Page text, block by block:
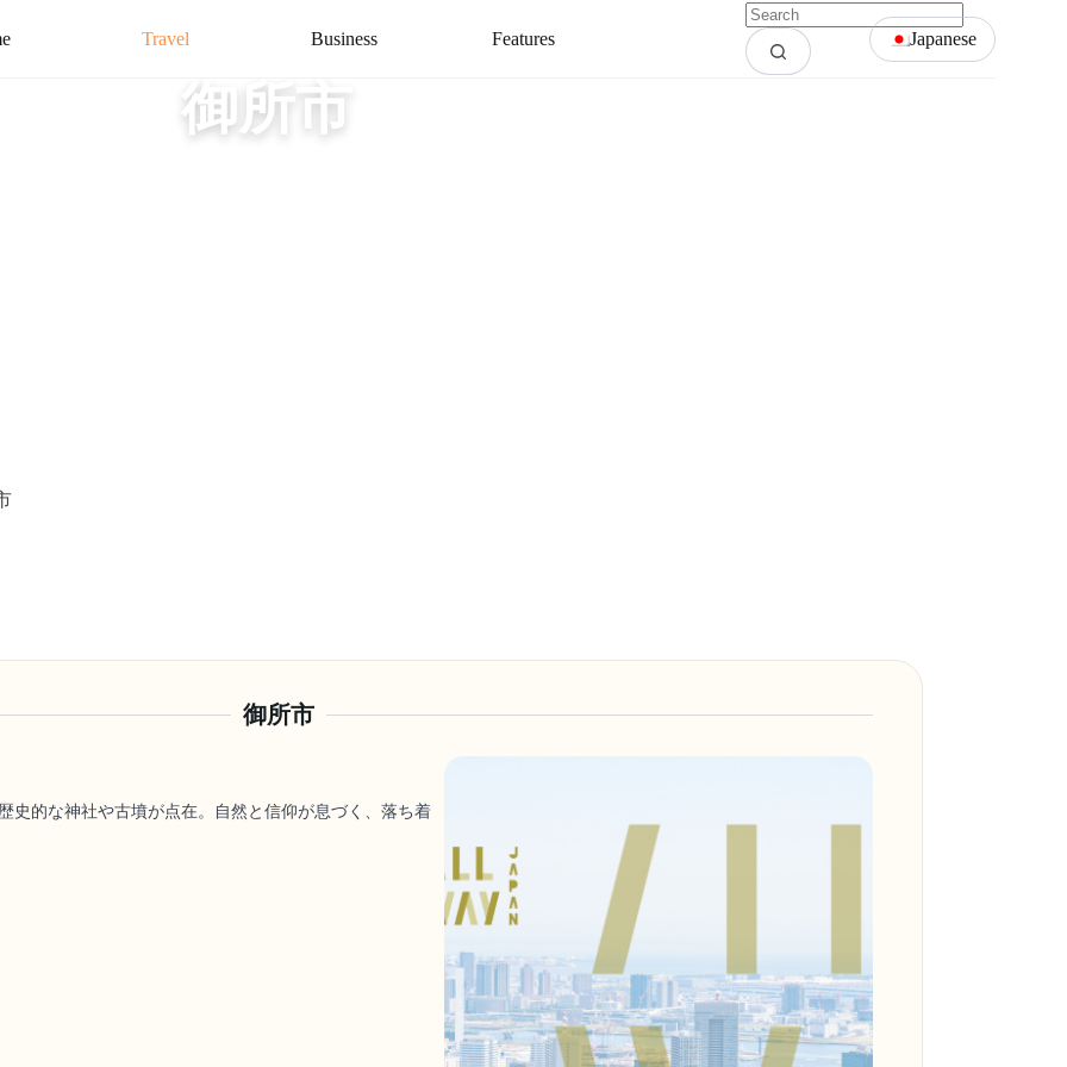
Travel Business Features Japanese
御所市
御所市
史的な神社や古墳が点在。自然と信仰が息づく、落ち着